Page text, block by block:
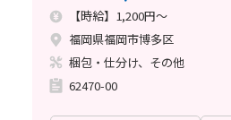
【時給】1,200円～
福岡県福岡市博多区
梱包・仕分け、その他
62470-00